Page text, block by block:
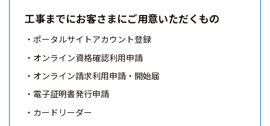
工事までにお客さまにご用意いただくもの
ポータルサイトアカウント登録
オンライン資格確認利用申請
オンライン請求利用申請・開始届
電子証明書発行申請
カードリーダー